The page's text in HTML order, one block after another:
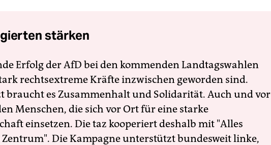
stärken
Erfolg der AfD bei den kommenden Landtagswahlen
rechtsextreme Kräfte inzwischen geworden sind.
braucht es Zusammenhalt und Solidarität. Auch und vor
Menschen, die sich vor Ort für eine starke
einsetzen. Die taz kooperiert deshalb mit "Alles
Die Kampagne unterstützt bundesweit linke,